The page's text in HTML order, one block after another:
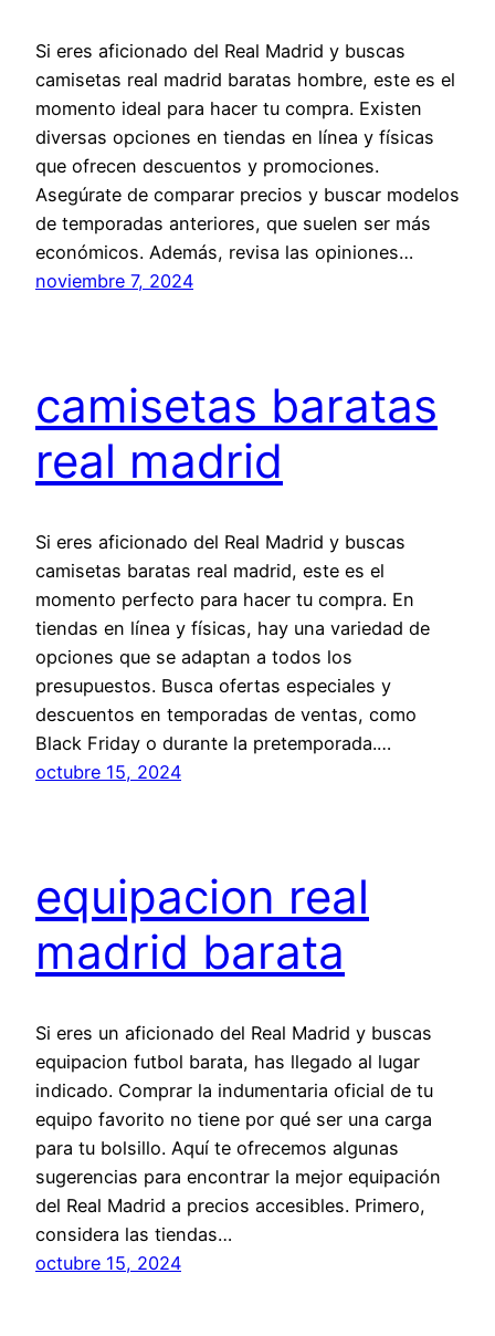
Si eres aficionado del Real Madrid y buscas
camisetas real madrid baratas hombre, este es el
momento ideal para hacer tu compra. Existen
diversas opciones en tiendas en línea y físicas
que ofrecen descuentos y promociones.
Asegúrate de comparar precios y buscar modelos
de temporadas anteriores, que suelen ser más
económicos. Además, revisa las opiniones…
noviembre 7, 2024
camisetas baratas
real madrid
Si eres aficionado del Real Madrid y buscas
camisetas baratas real madrid, este es el
momento perfecto para hacer tu compra. En
tiendas en línea y físicas, hay una variedad de
opciones que se adaptan a todos los
presupuestos. Busca ofertas especiales y
descuentos en temporadas de ventas, como
Black Friday o durante la pretemporada.…
octubre 15, 2024
equipacion real
madrid barata
Si eres un aficionado del Real Madrid y buscas
equipacion futbol barata, has llegado al lugar
indicado. Comprar la indumentaria oficial de tu
equipo favorito no tiene por qué ser una carga
para tu bolsillo. Aquí te ofrecemos algunas
sugerencias para encontrar la mejor equipación
del Real Madrid a precios accesibles. Primero,
considera las tiendas…
octubre 15, 2024